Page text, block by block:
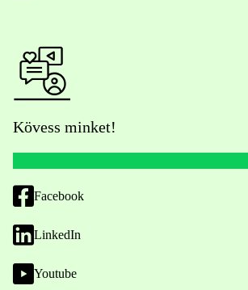
Kövess minket!
Facebook
LinkedIn
Youtube